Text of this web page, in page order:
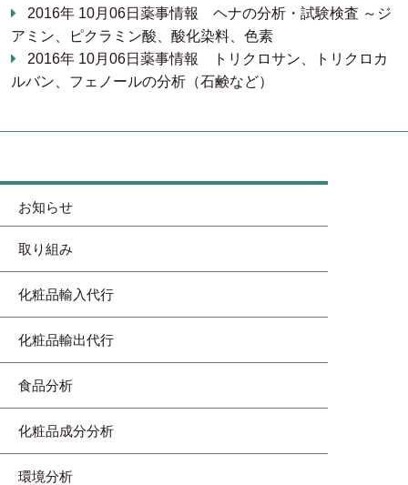
お知らせ
取り組み
化粧品輸入代行
化粧品輸出代行
食品分析
化粧品成分分析
環境分析
2016年 10月06日 薬事情報 ヘナの分析・試験検査 ～ジ
アミン、ピクラミン酸、酸化染料、色素
2016年 10月06日 薬事情報
トリクロサン、トリクロカ
ルバン、フェノールの分析（石鹸など）